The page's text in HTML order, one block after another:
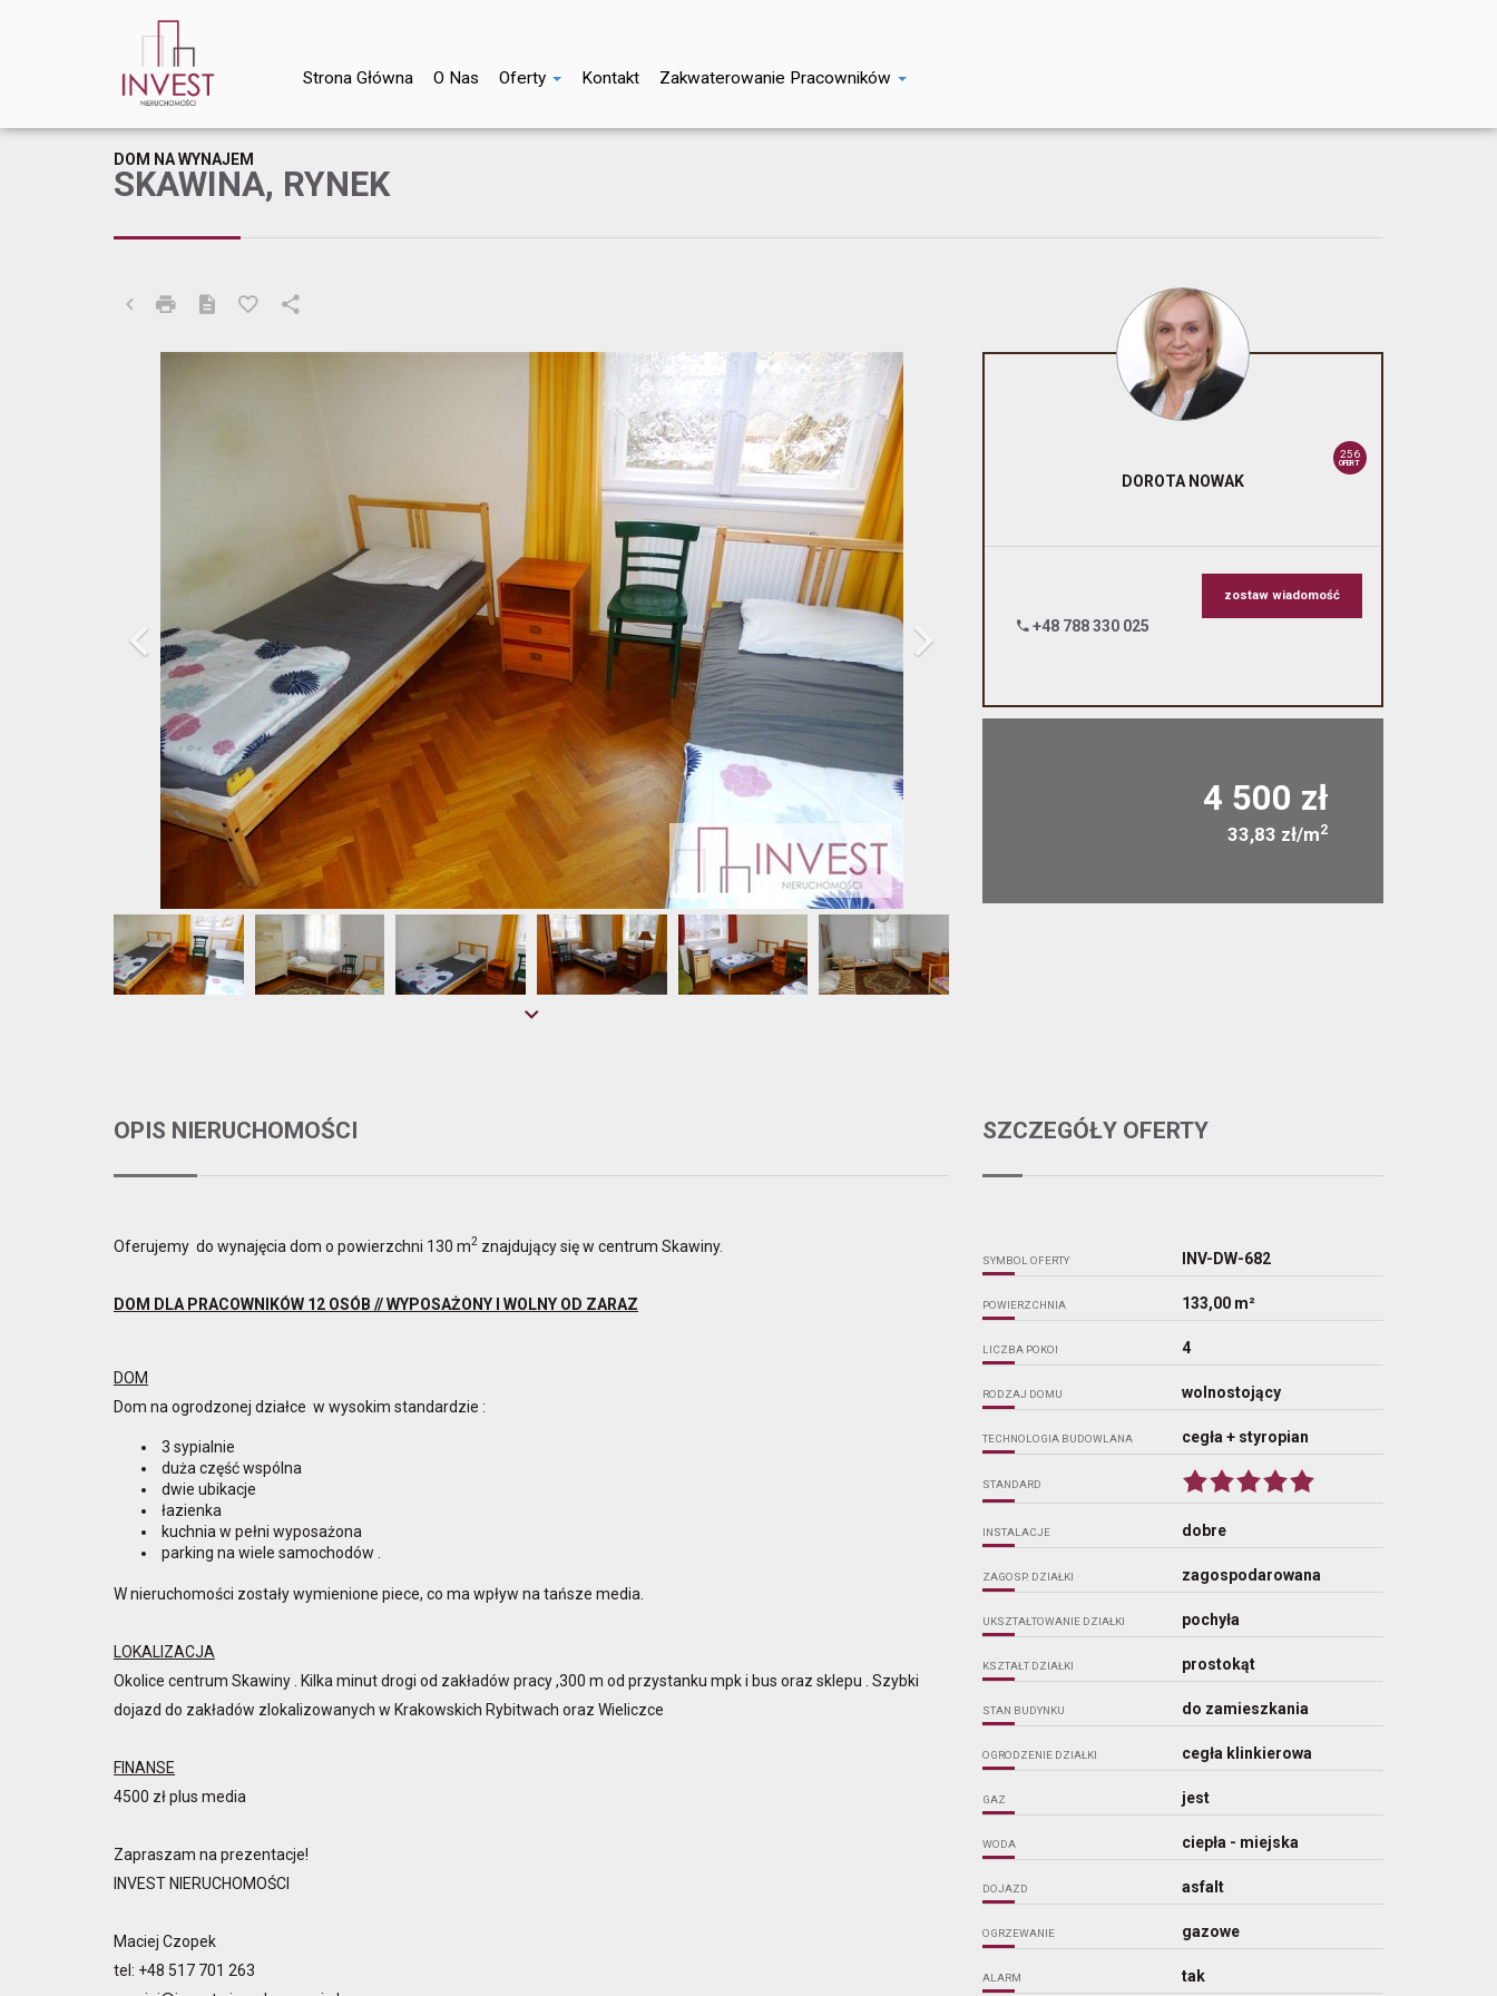
Strona Główna O Nas Oferty Kontakt Zakwaterowanie Pracowników
SKAWINA, RYNEK
DOM NA WYNAJEM
256
OFERT
DOROTA NOWAK
+48 788 330 025
zostaw wiadomość
4 500 zł
33,83 zł/m2
OPIS NIERUCHOMOŚCI
Oferujemy do wynajęcia dom o powierzchni 130 m2 znajdujący się w centrum Skawiny.
DOM DLA PRACOWNIKÓW 12 OSÓB // WYPOSAŻONY I WOLNY OD ZARAZ
DOM
Dom na ogrodzonej działce w wysokim standardzie :
3 sypialnie
duża część wspólna
dwie ubikacje
łazienka
kuchnia w pełni wyposażona
parking na wiele samochodów .
W nieruchomości zostały wymienione piece, co ma wpływ na tańsze media.
LOKALIZACJA
Okolice centrum Skawiny . Kilka minut drogi od zakładów pracy ,300 m od przystanku mpk i bus oraz sklepu . Szybki
dojazd do zakładów zlokalizowanych w Krakowskich Rybitwach oraz Wieliczce
FINANSE
4500 zł plus media
Zapraszam na prezentacje!
INVEST NIERUCHOMOŚCI
Maciej Czopek
tel: +48 517 701 263
SZCZEGÓŁY OFERTY
SYMBOL OFERTY INV-DW-682
POWIERZCHNIA 133,00 m²
LICZBA POKOI 4
RODZAJ DOMU wolnostojący
TECHNOLOGIA BUDOWLANA cegła + styropian
STANDARD
INSTALACJE dobre
ZAGOSP. DZIAŁKI zagospodarowana
UKSZTAŁTOWANIE DZIAŁKI pochyła
KSZTAŁT DZIAŁKI prostokąt
STAN BUDYNKU do zamieszkania
OGRODZENIE DZIAŁKI cegła klinkierowa
GAZ jest
WODA ciepła - miejska
DOJAZD asfalt
OGRZEWANIE gazowe
ALARM tak